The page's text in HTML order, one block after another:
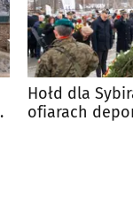
Hołd dla
ofiarach